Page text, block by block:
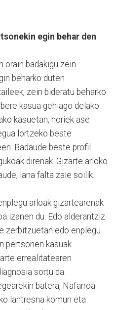
egin behar den
orain badakigu zein
beharko duten
zein bideratu beharko
kasua gehiago delako
kasuetan, horiek ase
lortzeko beste
Badaude beste profil
direnak. Gizarte arloko
lana falta zaie soilik.
arloak gizartearenak
izanen du. Edo alderantziz.
zerbitzuetan edo enplegu
pertsonen kasuak.
errealitatearen
sortu da.
batera, Nafarroa
lantresna komun eta